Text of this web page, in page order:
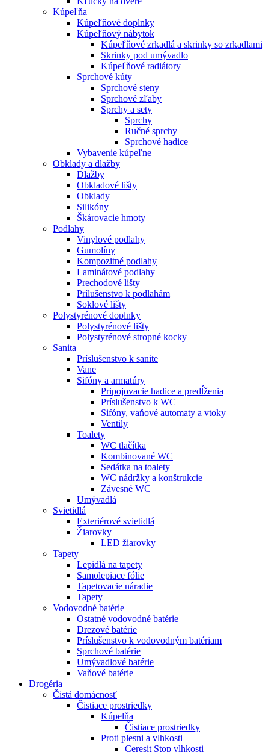
Kúpeľňa
Kúpeľňové doplnky
Kúpeľňový nábytok
Kúpeľňové zrkadlá a skrinky so zrkadlami
Skrinky pod umývadlo
Kúpeľňové radiátory
Sprchové kúty
Sprchové steny
Sprchové zľaby
Sprchy a sety
Sprchy
Ručné sprchy
Sprchové hadice
Vybavenie kúpeľne
Obklady a dlažby
Dlažby
Obkladové lišty
Obklady
Silikóny
Škárovacie hmoty
Podlahy
Vinylové podlahy
Gumolíny
Kompozitné podlahy
Laminátové podlahy
Prechodové lišty
Prílušenstvo k podlahám
Soklové lišty
Polystyrénové doplnky
Polystyrénové lišty
Polystyrénové stropné kocky
Sanita
Príslušenstvo k sanite
Vane
Sifóny a armatúry
Pripojovacie hadice a predĺženia
Príslušenstvo k WC
Sifóny, vaňové automaty a vtoky
Ventily
Toalety
WC tlačítka
Kombinované WC
Sedátka na toalety
WC nádržky a konštrukcie
Závesné WC
Umývadlá
Svietidlá
Exteriérové svietidlá
Žiarovky
LED žiarovky
Tapety
Lepidlá na tapety
Samolepiace fólie
Tapetovacie náradie
Tapety
Vodovodné batérie
Ostatné vodovodné batérie
Drezové batérie
Príslušenstvo k vodovodným batériam
Sprchové batérie
Umývadlové batérie
Vaňové batérie
Drogéria
Čistá domácnosť
Čistiace prostriedky
Kúpelňa
Čistiace prostriedky
Proti plesni a vlhkosti
Ceresit Stop vlhkosti